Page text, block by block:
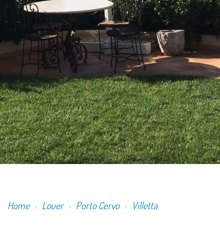
Home Louer Porto Cervo Villetta